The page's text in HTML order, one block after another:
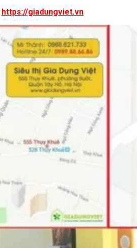
https://giadungviet.vn